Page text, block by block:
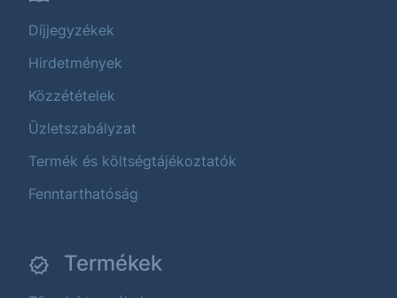
Díjjegyzékek
Hirdetmények
Közzétételek
Üzletszabályzat
Termék és költségtájékoztatók
Fenntarthatóság
Termékek